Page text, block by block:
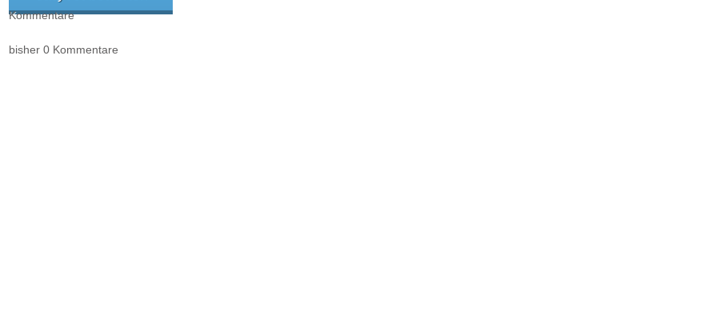
Kommentare
bisher 0 Kommentare